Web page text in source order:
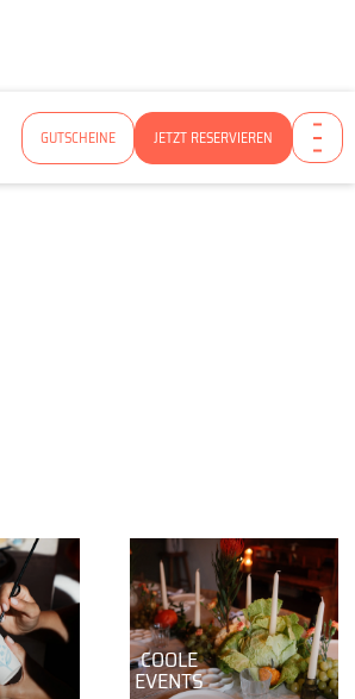
GUTSCHEINE JETZT RESERVIEREN
CREATIVE BAR
COOLE
EVENTS